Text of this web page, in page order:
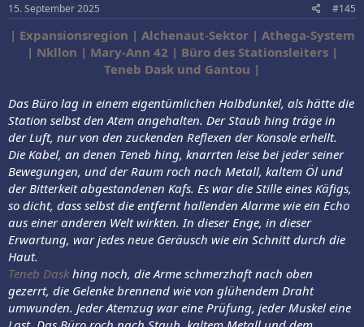
15. September 2025 #145
| Expansionsregion | Alchenaut-Sektor | Athega-System
| Nkllon | Mary-Ann 42 | Büro des Stationsleiters |
Teneb Dask und Gantou |
Das Büro lag in einem eigentümlichen Halbdunkel, als hätte die
Station selbst den Atem angehalten. Der Staub hing träge in
der Luft, nur von den zuckenden Reflexen der Konsole erhellt.
Die Kabel, an denen Teneb hing, knarrten leise bei jeder seiner
Bewegungen, und der Raum roch nach Metall, kaltem Öl und
der Bitterkeit abgestandenen Kafs. Es war die Stille eines Käfigs,
so dicht, dass selbst die entfernt hallenden Alarme wie ein Echo
aus einer anderen Welt wirkten. In dieser Enge, in dieser
Erwartung, war jedes neue Geräusch wie ein Schnitt durch die
Haut.
Teneb Daskhing noch, die Arme schmerzhaft nach oben
gezerrt, die Gelenke brennend wie von glühendem Draht
umwunden. Jeder Atemzug war eine Prüfung, jeder Muskel eine